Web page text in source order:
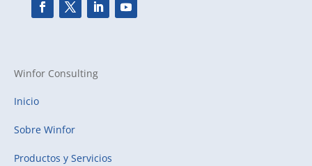
Winfor Consulting
Inicio
Sobre Winfor
Productos y Servicios